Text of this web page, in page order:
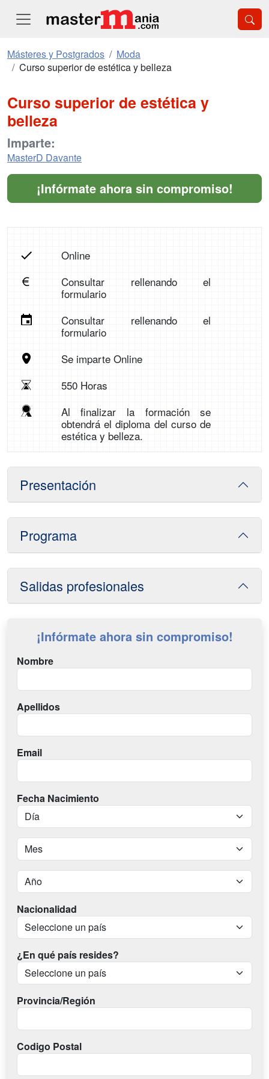
Másteres y Postgrados
Moda
Curso superior de estética y belleza
Curso superior de estética y
belleza
Imparte:
MasterD Davante
¡Infórmate ahora sin compromiso!
Online
Consultar rellenando el
formulario
Consultar rellenando el
formulario
Se imparte Online
550 Horas
Al finalizar la formación se
obtendrá el diploma del curso de
estética y belleza.
Presentación
Programa
Salidas profesionales
¡Infórmate ahora sin compromiso!
Nombre
Apellidos
Email
Fecha Nacimiento
Nacionalidad
¿En qué país resides?
Provincia/Región
Codigo Postal